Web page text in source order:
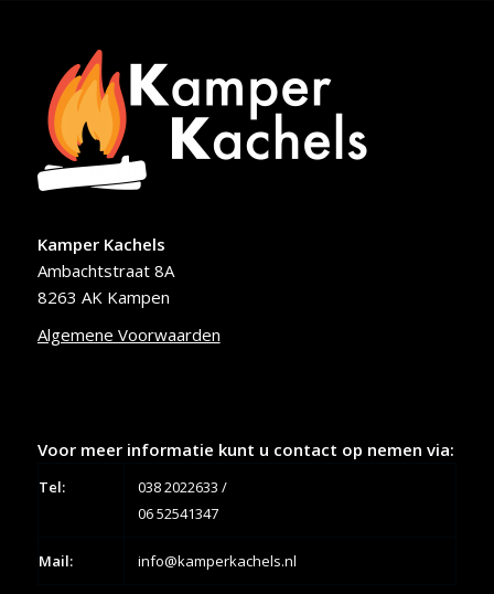
Kamper Kachels
Ambachtstraat 8A
8263 AK Kampen
Algemene Voorwaarden
Voor meer informatie kunt u contact op nemen via:
Tel: 038 2022633 /
06 52541347
Mail: info@kamperkachels.nl